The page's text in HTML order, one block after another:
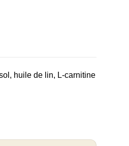
huile de lin, L-carnitine